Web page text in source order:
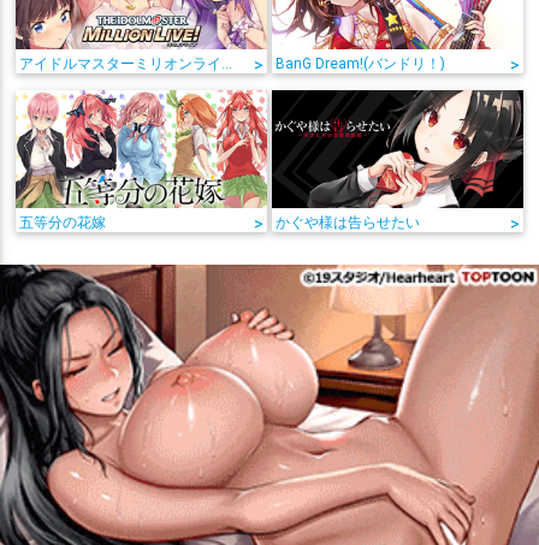
> BanG Dream!(バンドリ！) >
五等分の花嫁 > かぐや様は告らせたい >